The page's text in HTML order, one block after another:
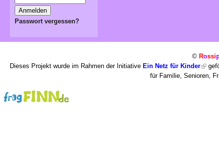
Passwort vergessen?
© Rossi
Dieses Projekt wurde im Rahmen der Initiative Ein Netz für Kinder
für Familie, Senioren,